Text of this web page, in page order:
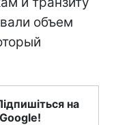
объем
на